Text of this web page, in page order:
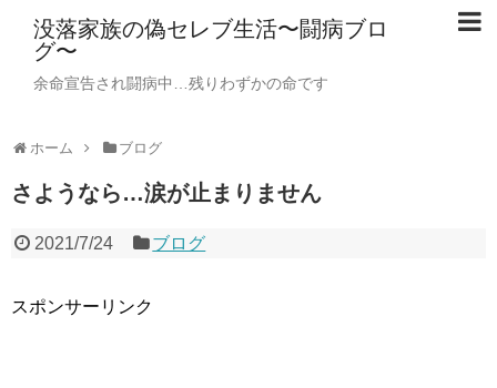
没落家族の偽セレブ生活〜闘病ブロ
グ〜
余命宣告され闘病中…残りわずかの命です
ホーム ブログ
さようなら…涙が止まりません
2021/7/24 ブログ
スポンサーリンク